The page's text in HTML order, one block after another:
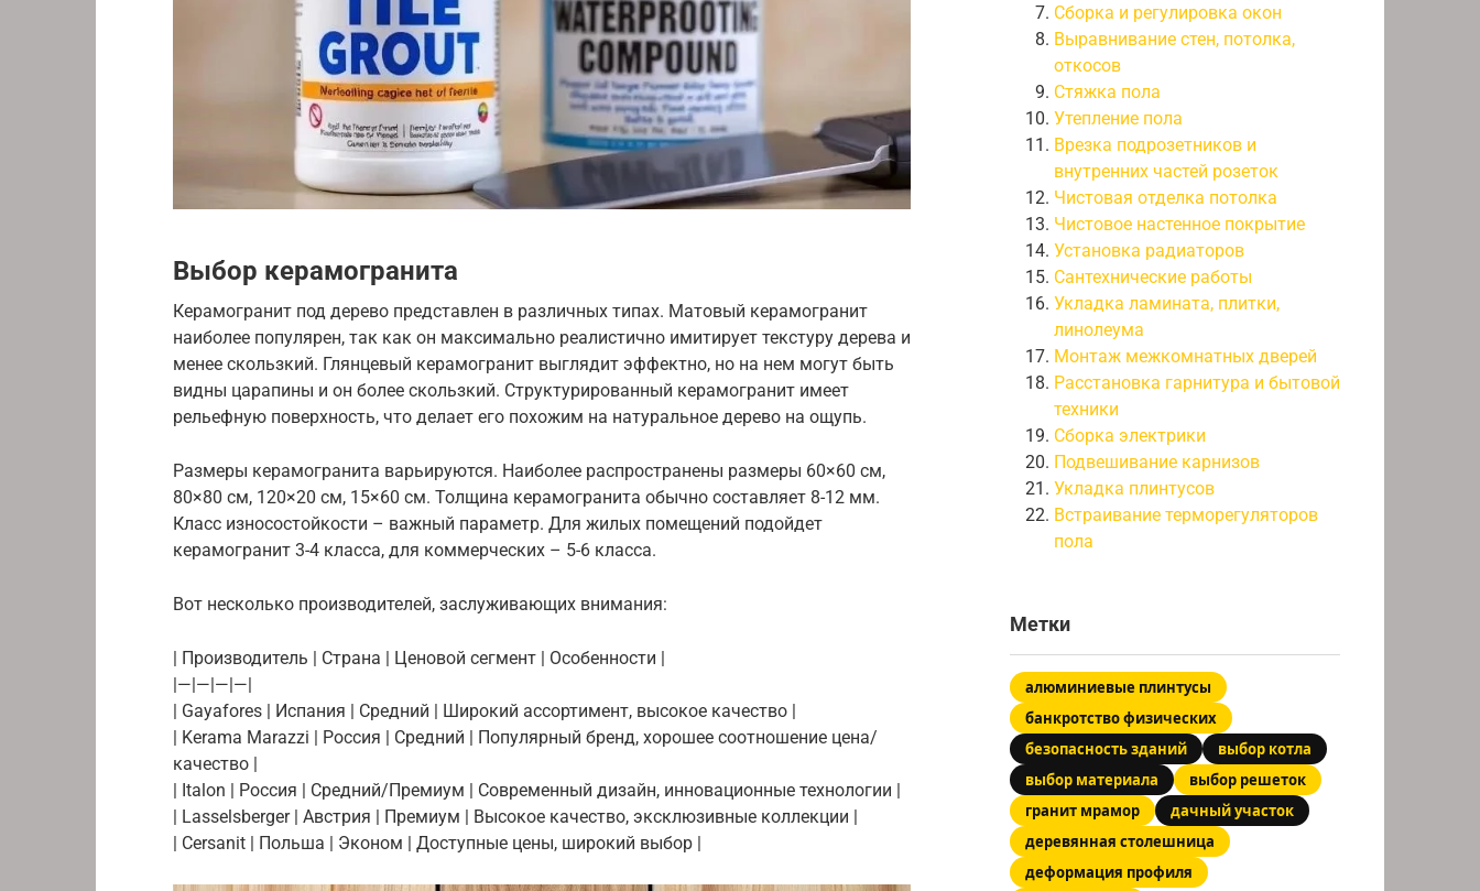
Выбор керамогранита
Керамогранит под дерево представлен в различных типах. Матовый керамогранит
наиболее популярен, так как он максимально реалистично имитирует текстуру дерева и
менее скользкий. Глянцевый керамогранит выглядит эффектно, но на нем могут быть
видны царапины и он более скользкий. Структурированный керамогранит имеет
рельефную поверхность, что делает его похожим на натуральное дерево на ощупь.
Размеры керамогранита варьируются. Наиболее распространены размеры 60×60 см,
80×80 см, 120×20 см, 15×60 см. Толщина керамогранита обычно составляет 8-12 мм.
Класс износостойкости – важный параметр. Для жилых помещений подойдет
керамогранит 3-4 класса, для коммерческих – 5-6 класса.
Вот несколько производителей, заслуживающих внимания:
| Производитель | Страна | Ценовой сегмент | Особенности |
|—|—|—|—|
| Gayafores | Испания | Средний | Широкий ассортимент, высокое качество |
| Kerama Marazzi | Россия | Средний | Популярный бренд, хорошее соотношение цена/
качество |
| Italon | Россия | Средний/Премиум | Современный дизайн, инновационные технологии |
| Lasselsberger | Австрия | Премиум | Высокое качество, эксклюзивные коллекции |
| Cersanit | Польша | Эконом | Доступные цены, широкий выбор |
Сборка и регулировка окон
Выравнивание стен, потолка,
откосов
Стяжка пола
Утепление пола
Врезка подрозетников и
внутренних частей розеток
Чистовая отделка потолка
Чистовое настенное покрытие
Установка радиаторов
Сантехнические работы
Укладка ламината, плитки,
линолеума
Монтаж межкомнатных дверей
Расстановка гарнитура и бытовой
техники
Сборка электрики
Подвешивание карнизов
Укладка плинтусов
Встраивание терморегуляторов
пола
Метки
алюминиевые плинтусы
банкротство физических
безопасность зданий
выбор котла
выбор материала
выбор решеток
гранит мрамор
дачный участок
деревянная столешница
деформация профиля